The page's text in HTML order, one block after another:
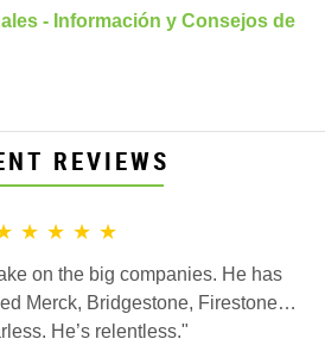
- Información y Consejos de
REVIEWS
on the big companies. He has
Merck, Bridgestone, Firestone…
He’s relentless."